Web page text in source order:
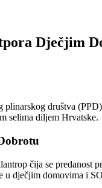
Dječjim
društva
selima diljem Hrvatske.
čija se
u dječjim domovima i